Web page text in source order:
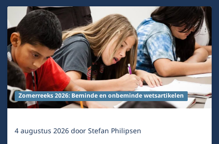
Zomerreeks 2026: Beminde en onbeminde wetsartikelen
4 augustus 2026doorStefan Philipsen